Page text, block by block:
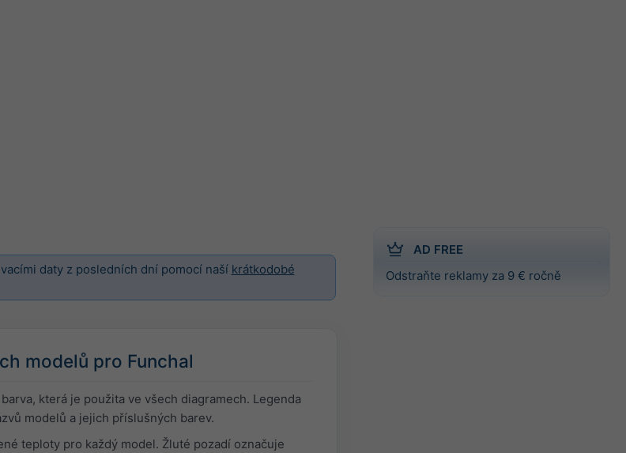
AD FREE
Odstraňte reklamy za 9 € ročně
daty z posledních dní pomocí naší krátkodobé
modelů pro Funchal
která je použita ve všech diagramech. Legenda
modelů a jejich příslušných barev.
teploty pro každý model. Žluté pozadí označuje